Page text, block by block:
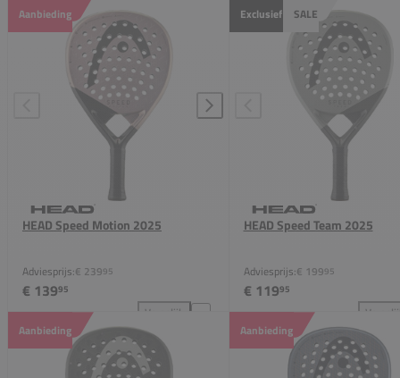
Aanbieding
HEAD Speed Motion 2025
Adviesprijs:€ 23995
€ 13995
Vergelijk
HEAD Speed Motion 2025 toevoegen aan
Exclusief SALE
HEAD Speed Team 2025
Adviesprijs:€ 19995
€ 11995
Aanbieding Aanbieding